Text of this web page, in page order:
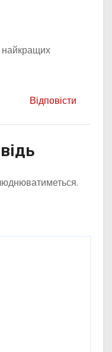
найкращих
Відповісти